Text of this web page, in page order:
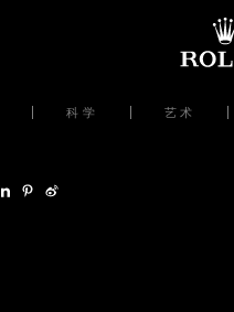
科学 艺术